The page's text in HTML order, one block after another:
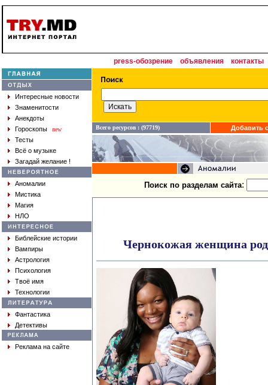
press-обозрение объявления контакты
Интересные новости
Знаменитости
Анекдоты
Гороскопы
new
Тесты
Всё о музыке
Загадай желание !
Аномалии
Мистика
Магия
НЛО
Библейские истории
Вампиры
Астрология
Психология
Твоё имя
Технологии
Фантастика
Детективы
Реклама на сайте
Всего ресурсов : (97719) Добавить
Поиск по разделам сайта:
Чернокожая женщина